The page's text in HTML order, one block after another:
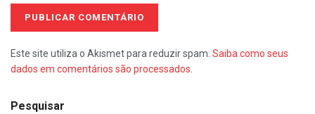
Este site utiliza o Akismet para reduzir spam. Saiba como seus
dados em comentários são processados
Pesquisar